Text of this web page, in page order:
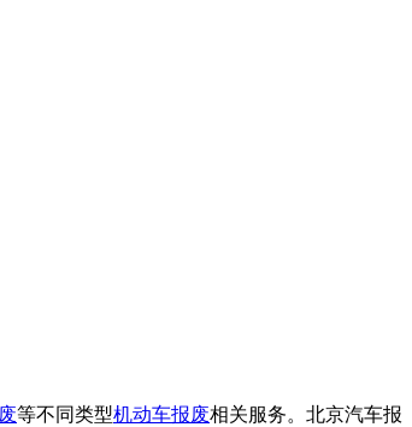
等不同类型机动车报废相关服务。北京汽车报